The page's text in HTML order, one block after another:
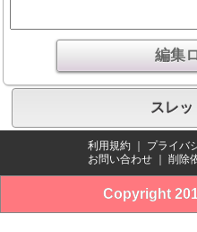
スレッ
利用規約 プライバ
お問い合わせ
削除
Copyright